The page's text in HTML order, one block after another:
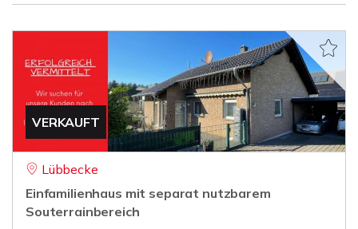
VERKAUFT
Lübbecke
Einfamilienhaus mit separat nutzbarem
Souterrainbereich